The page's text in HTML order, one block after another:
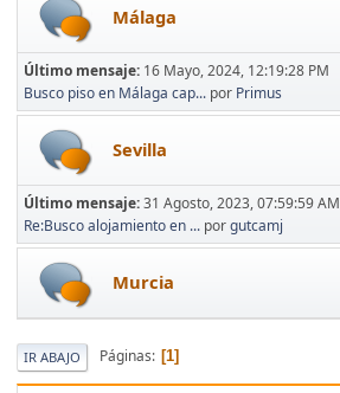
Málaga
Último mensaje: 16 Mayo, 2024, 12:19:28 PM
Busco piso en Málaga cap... por Primus
Sevilla
Último mensaje:31 Agosto, 2023, 07:59:59 AM
Re:Busco alojamiento en ... porgutcamj
Murcia
IR ABAJO Páginas 1